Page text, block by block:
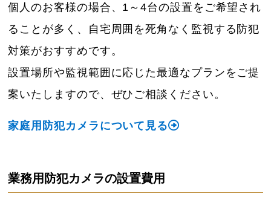
個人のお客様の場合、1～4台の設置をご希望され
ることが多く、自宅周囲を死角なく監視する防犯
対策がおすすめです。
設置場所や監視範囲に応じた最適なプランをご提
案いたしますので、ぜひご相談ください。
家庭用防犯カメラについて見る
業務用防犯カメラの設置費用